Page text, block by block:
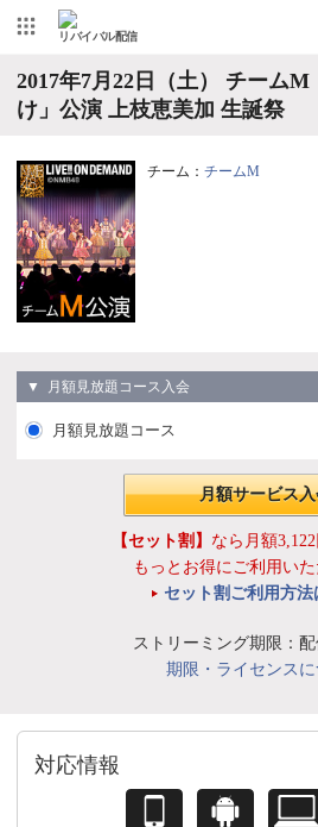
リバイバル配信
2017年7月22日（土） チームM
け」公演 上枝恵美加 生誕祭
チーム： チームM
▼ 月額見放題コース入会
月額見放題コース
月額サービス
【セット割】 なら月額
もっとお得にご利用いた
セット割ご利用方法
ストリーミング期限：
期限・ライセンスに
対応情報